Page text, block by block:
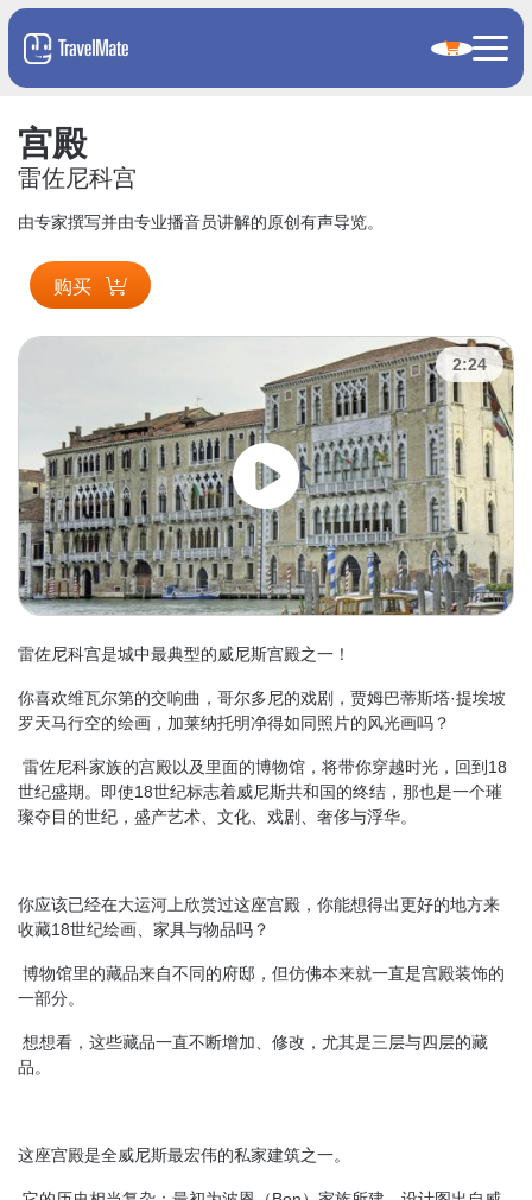
宫殿
雷佐尼科宫
由专家撰写并由专业播音员讲解的原创有声导览。
购买
2:24
雷佐尼科宫是城中最典型的威尼斯宫殿之一！
你喜欢维瓦尔第的交响曲，哥尔多尼的戏剧，贾姆巴蒂斯塔·提埃坡
罗天马行空的绘画，加莱纳托明净得如同照片的风光画吗？
雷佐尼科家族的宫殿以及里面的博物馆，将带你穿越时光，回到18
世纪盛期。即使18世纪标志着威尼斯共和国的终结，那也是一个璀
璨夺目的世纪，盛产艺术、文化、戏剧、奢侈与浮华。
你应该已经在大运河上欣赏过这座宫殿，你能想得出更好的地方来
收藏18世纪绘画、家具与物品吗？
博物馆里的藏品来自不同的府邸，但仿佛本来就一直是宫殿装饰的
一部分。
想想看，这些藏品一直不断增加、修改，尤其是三层与四层的藏
品。
这座宫殿是全威尼斯最宏伟的私家建筑之一。